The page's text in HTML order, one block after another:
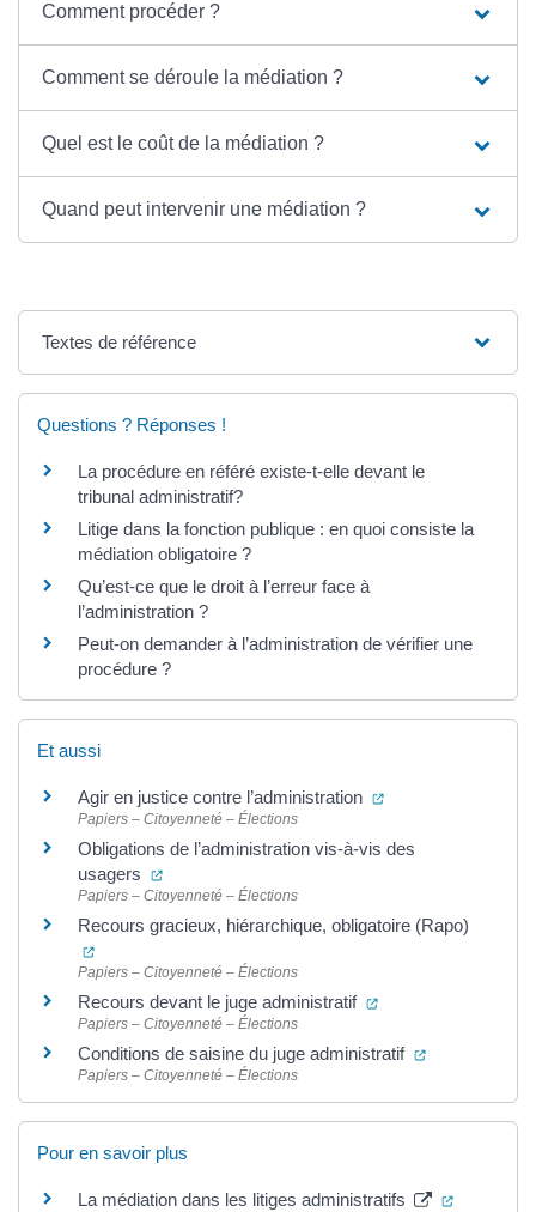
Comment procéder ?
Comment se déroule la médiation ?
Quel est le coût de la médiation ?
Quand peut intervenir une médiation ?
Textes de référence
Questions ? Réponses !
La procédure en référé existe-t-elle devant le
tribunal administratif?
Litige dans la fonction publique : en quoi consiste la
médiation obligatoire ?
Qu’est-ce que le droit à l’erreur face à
l’administration ?
Peut-on demander à l’administration de vérifier une
procédure ?
Et aussi
Agir en justice contre l’administration (ouverture dans un
Papiers – Citoyenneté – Élections
Obligations de l’administration vis-à-vis des
usagers
(ouverture dans un nouvel onglet)
Papiers – Citoyenneté – Élections
Recours gracieux, hiérarchique, obligatoire (Rapo)
(ouverture dans un nouvel onglet)
Papiers – Citoyenneté – Élections
Recours devant le juge administratif (ouverture dans un
Papiers – Citoyenneté – Élections
Conditions de saisine du juge administratif (ouverture
Papiers – Citoyenneté – Élections
Pour en savoir plus
La médiation dans les litiges administratifs